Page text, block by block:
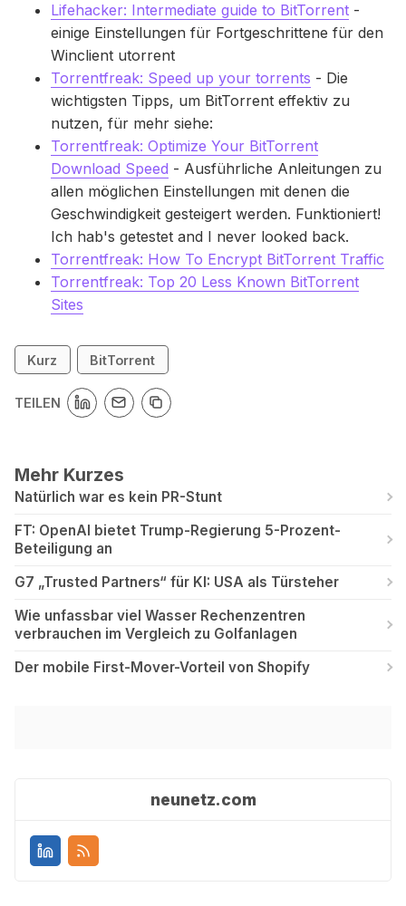
Lifehacker: Intermediate guide to BitTorrent -
einige Einstellungen für Fortgeschrittene für den
Winclient utorrent
Torrentfreak: Speed up your torrents - Die
wichtigsten Tipps, um BitTorrent effektiv zu
nutzen, für mehr siehe:
Torrentfreak: Optimize Your BitTorrent
Download Speed - Ausführliche Anleitungen zu
allen möglichen Einstellungen mit denen die
Geschwindigkeit gesteigert werden. Funktioniert!
Ich hab's getestet and I never looked back.
Torrentfreak: How To Encrypt BitTorrent Traffic
Torrentfreak: Top 20 Less Known BitTorrent
Sites
Kurz BitTorrent
TEILEN
Mehr Kurzes
Natürlich war es kein PR-Stunt
FT: OpenAI bietet Trump-Regierung 5-Prozent-
Beteiligung an
G7 „Trusted Partners“ für KI: USA als Türsteher
Wie unfassbar viel Wasser Rechenzentren
verbrauchen im Vergleich zu Golfanlagen
Der mobile First-Mover-Vorteil von Shopify
neunetz.com